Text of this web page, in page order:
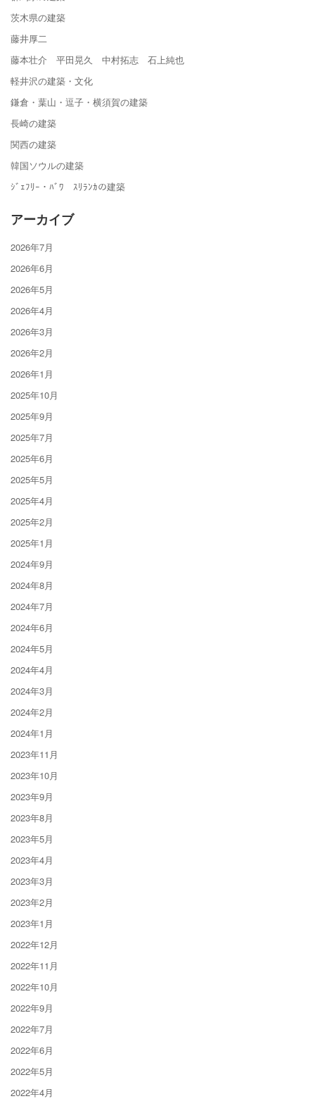
茨木県の建築
藤井厚二
藤本壮介 平田晃久 中村拓志 石上純也
軽井沢の建築・文化
鎌倉・葉山・逗子・横須賀の建築
長崎の建築
関西の建築
韓国ソウルの建築
ｼﾞｪﾌﾘｰ・ﾊﾞﾜ ｽﾘﾗﾝｶの建築
アーカイブ
2026年7月
2026年6月
2026年5月
2026年4月
2026年3月
2026年2月
2026年1月
2025年10月
2025年9月
2025年7月
2025年6月
2025年5月
2025年4月
2025年2月
2025年1月
2024年9月
2024年8月
2024年7月
2024年6月
2024年5月
2024年4月
2024年3月
2024年2月
2024年1月
2023年11月
2023年10月
2023年9月
2023年8月
2023年5月
2023年4月
2023年3月
2023年2月
2023年1月
2022年12月
2022年11月
2022年10月
2022年9月
2022年7月
2022年6月
2022年5月
2022年4月